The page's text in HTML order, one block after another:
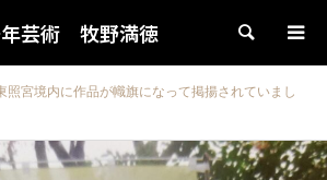
年芸術 牧野満徳 検索
照宮境内に作品が幟旗になって掲揚されていまし